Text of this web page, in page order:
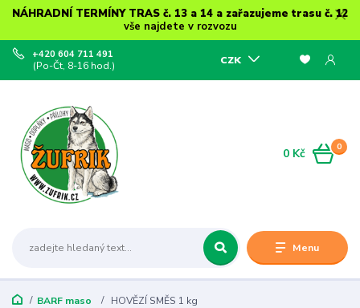
NÁHRADNÍ TERMÍNY TRAS č. 13 a 14 a zařazujeme trasu č. 12
vše najdete v rozvozu
Menu
CZK
+420 604 711 491
(Po-Čt, 8-16 hod.)
0
0 Kč
BARF maso HOVĚZÍ SMĚS 1 kg